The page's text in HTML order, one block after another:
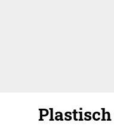
Plastisch